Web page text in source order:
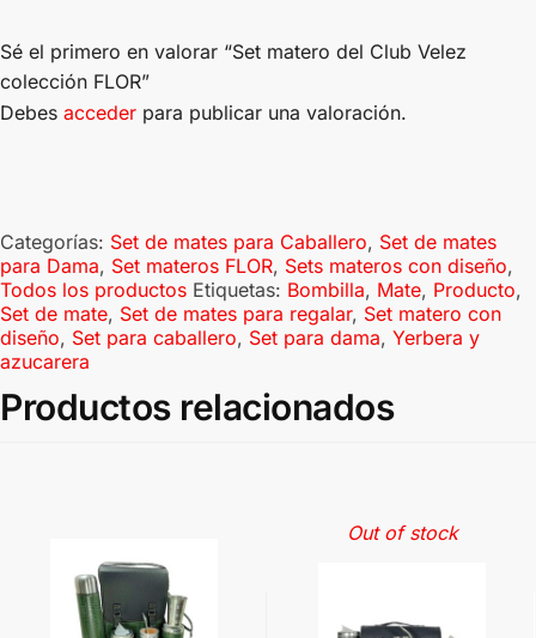
Sé el primero en valorar “Set matero del Club Velez
colección FLOR”
Debes acceder para publicar una valoración.
Categorías: Set de mates para Caballero, Set de mates
para Dama, Set materos FLOR, Sets materos con diseño,
Todos los productos Etiquetas: Bombilla, Mate, Producto,
Set de mate, Set de mates para regalar, Set matero con
diseño, Set para caballero, Set para dama, Yerbera y
azucarera
Productos relacionados
Out of stock